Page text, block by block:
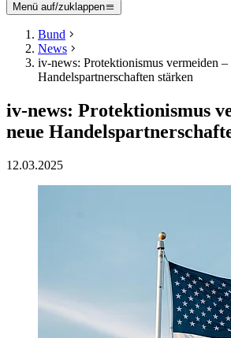
Menü auf/zuklappen
Bund
News
iv-news: Protektionismus vermeiden –
Handelspartnerschaften stärken
iv-news: Protektionismus
neue
12.03.2025